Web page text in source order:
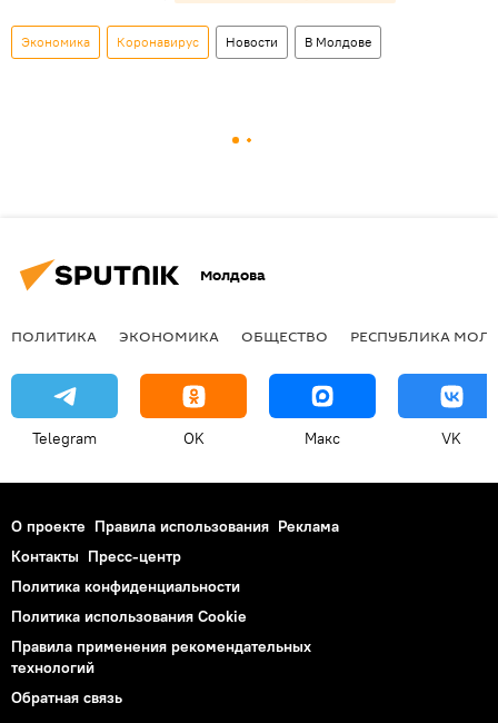
Экономика Коронавирус Новости В Молдове
Молдова
ПОЛИТИКА ЭКОНОМИКА ОБЩЕСТВО РЕСПУБЛИКА
Telegram OK Макс VK
О проекте Правила использования Реклама
Контакты Пресс-центр
Политика конфиденциальности
Политика использования Cookie
Правила применения рекомендательных
технологий
Обратная связь